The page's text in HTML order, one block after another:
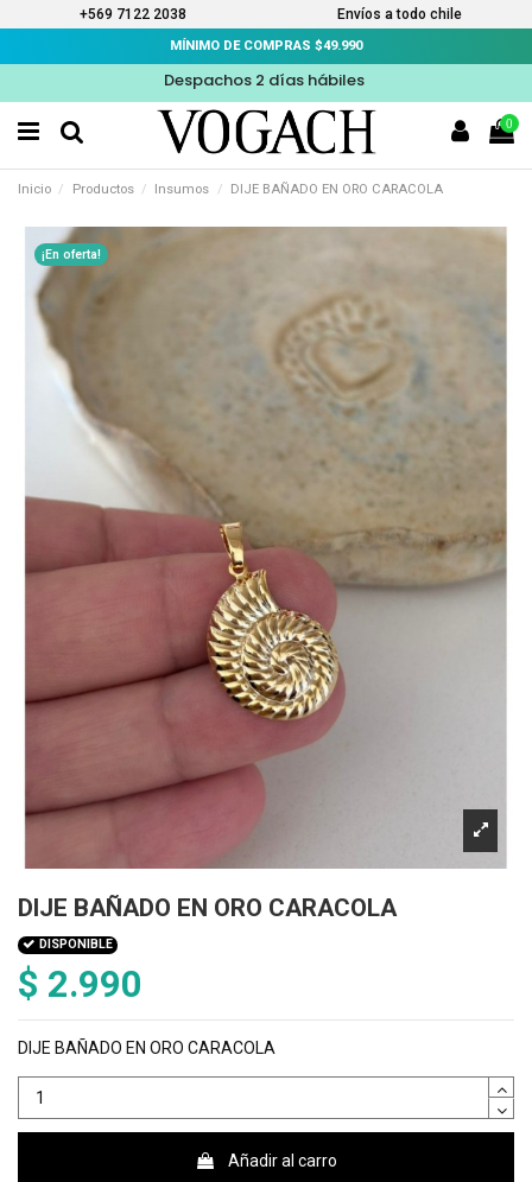
+569 7122 2038 Envíos a todo chile
MÍNIMO DE COMPRAS $49.990
Despachos 2 días hábiles
0
Inicio Productos Insumos DIJE BAÑADO EN ORO CARACOLA
¡En oferta!
DIJE BAÑADO EN ORO CARACOLA
DISPONIBLE
$ 2.990
DIJE BAÑADO EN ORO CARACOLA
Añadir al carro